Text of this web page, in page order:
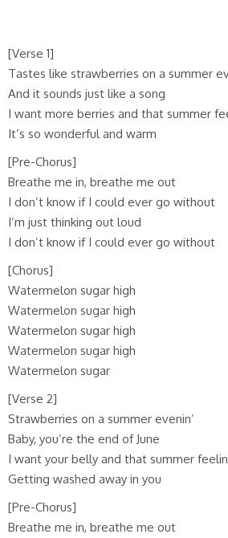
[Verse 1]
Tastes like strawberries on a summer
And it sounds just like a song
I want more berries and that summer
It’s so wonderful and warm
[Pre-Chorus]
Breathe me in, breathe me out
I don’t know if I could ever go without
I’m just thinking out loud
I don’t know if I could ever go without
[Chorus]
Watermelon sugar high
Watermelon sugar high
Watermelon sugar high
Watermelon sugar high
Watermelon sugar
[Verse 2]
Strawberries on a summer evenin’
Baby, you’re the end of June
I want your belly and that summer
Getting washed away in you
[Pre-Chorus]
Breathe me in, breathe me out